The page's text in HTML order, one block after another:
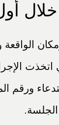
48
الواقعة
اتخذت
ورقم
الجلسة.